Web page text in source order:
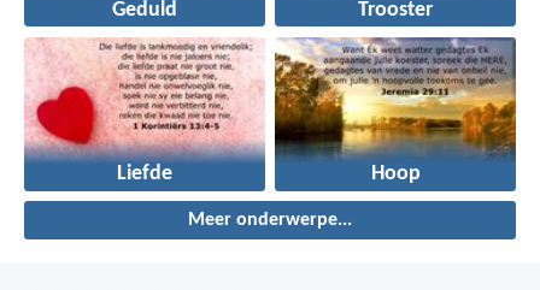
Geduld Trooster
Liefde Hoop
Meer onderwerpe...